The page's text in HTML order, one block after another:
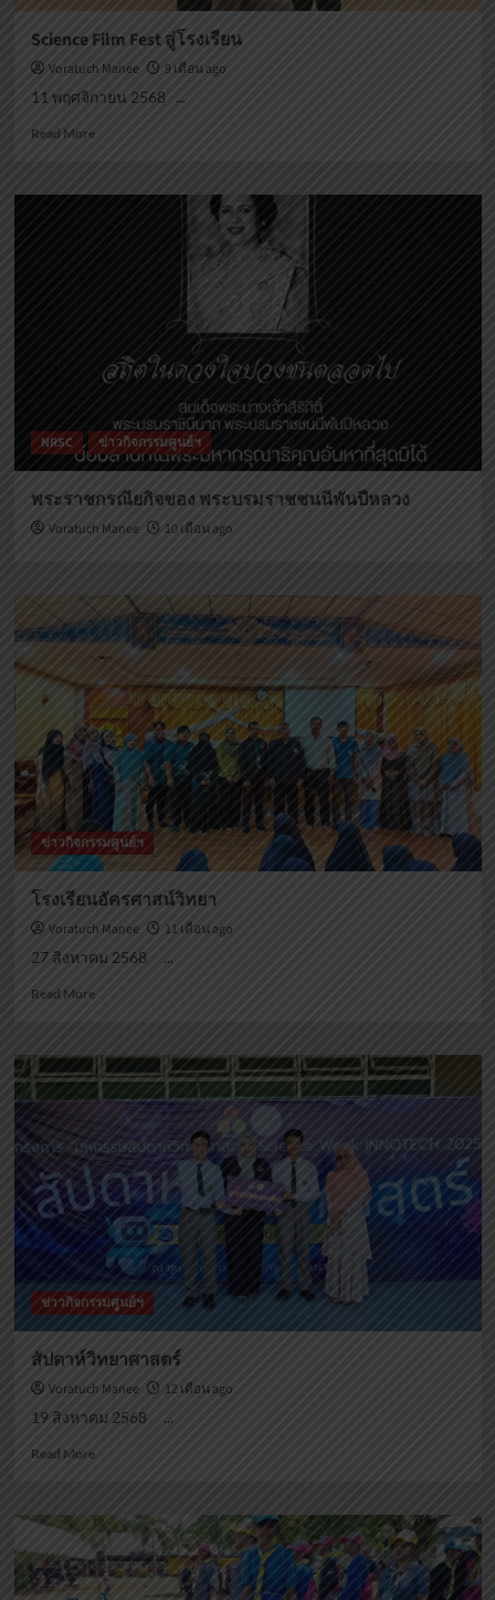
Science Film Fest สู่โรงเรียน
Voratuch Manee
9 เดือน ago
11 พฤศจิกายน 2568 ...
Read MoreRead
Science
NRSC ข่าวกิจกรรมศูนย์ฯ
พระราชกรณียกิจของ พระบรมราชชนนีพันปีหลวง
Voratuch Manee 10 เดือน ago
ข่าวกิจกรรมศูนย์ฯ
โรงเรียนอัครศาสน์วิทยา
Voratuch Manee
11 เดือน ago
27 สิงหาคม 2568 ...
Read MoreRead
โรงเรียน
อัคร
ศาสน์
ข่าวกิจกรรมศูนย์ฯ
สัปดาห์วิทยาศาสตร์
Voratuch Manee
12 เดือน ago
19 สิงหาคม 2568 ...
Read MoreRead
สัปดาห์
วิทยาศาสตร์